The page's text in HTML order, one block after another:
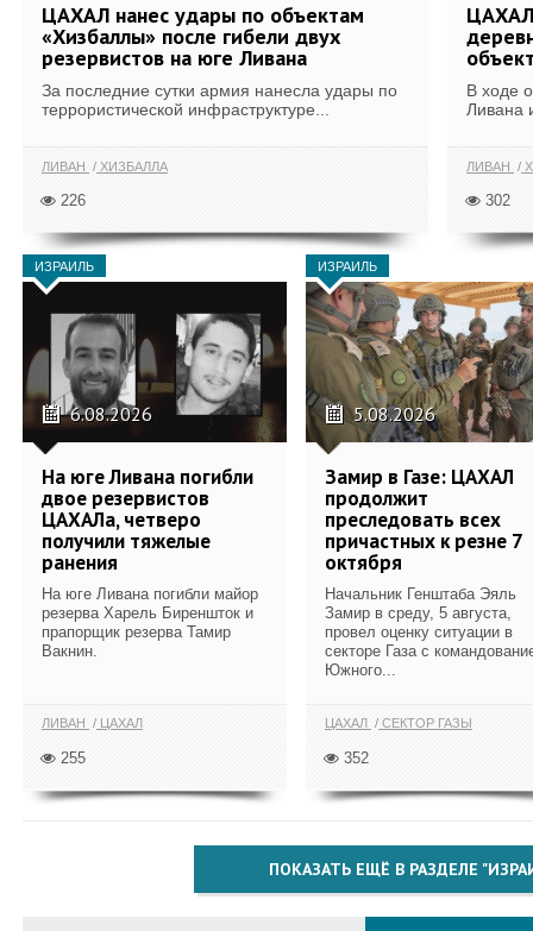
ЦАХАЛ нанес удары по объектам
«Хизбаллы» после гибели двух
резервистов на юге Ливана
За последние сутки армия нанесла удары по
террористической инфраструктуре...
ЛИВАН ХИЗБАЛЛА
226
В ходе
Ливана
ЛИВАН
302
ИЗРАИЛЬ
6.08.2026
На юге Ливана погибли
двое резервистов
ЦАХАЛа, четверо
получили тяжелые
ранения
На юге Ливана погибли майор
резерва Харель Биреншток и
прапорщик резерва Тамир
Вакнин.
ЛИВАН ЦАХАЛ
255
ИЗРАИЛЬ
5.08.2026
Замир в Газе: ЦАХАЛ
продолжит
преследовать всех
причастных к резне 7
октября
Начальник Генштаба Эяль
Замир в среду, 5 августа,
провел оценку ситуации в
секторе Газа с
Южного...
ЦАХАЛ СЕКТОР ГАЗЫ
352
ПОКАЗАТЬ ЕЩЁ В РАЗДЕЛЕ